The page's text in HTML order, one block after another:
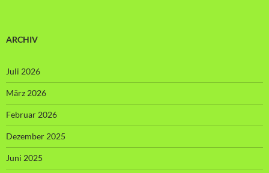
ARCHIV
Juli 2026
März 2026
Februar 2026
Dezember 2025
Juni 2025